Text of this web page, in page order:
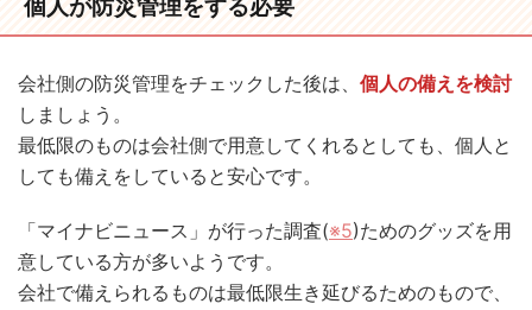
個人が防災管理をする必要
会社側の防災管理をチェックした後は、 個人の備えを検討
しましょう。
最低限のものは会社側で用意してくれるとしても、個人と
しても備えをしていると安心です。
「マイナビニュース」が行った調査(※5)ためのグッズを用
意している方が多いようです。
会社で備えられるものは最低限生き延びるためのもので、